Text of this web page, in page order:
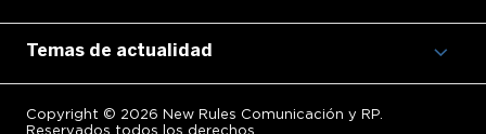
Temas de actualidad
Copyright © 2026 New Rules Comunicación y RP.
Reservados todos los derechos.